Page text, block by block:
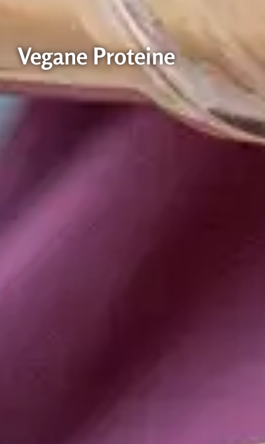
Vegane Proteine